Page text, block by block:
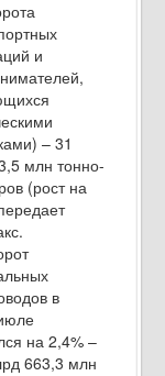
и
– 31
млн тонно-
(рост на
в
на 2,4% –
663,3 млн